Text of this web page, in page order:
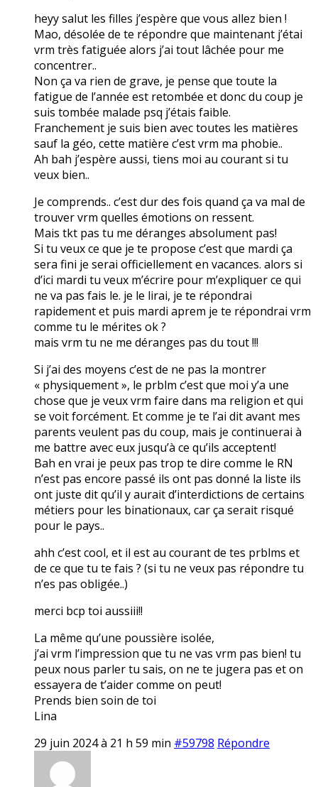
heyy salut les filles j’espère que vous allez bien !
Mao, désolée de te répondre que maintenant j’étai
vrm très fatiguée alors j’ai tout lâchée pour me
concentrer..
Non ça va rien de grave, je pense que toute la
fatigue de l’année est retombée et donc du coup je
suis tombée malade psq j’étais faible.
Franchement je suis bien avec toutes les matières
sauf la géo, cette matière c’est vrm ma phobie..
Ah bah j’espère aussi, tiens moi au courant si tu
veux bien..
Je comprends.. c’est dur des fois quand ça va mal de
trouver vrm quelles émotions on ressent.
Mais tkt pas tu me déranges absolument pas!
Si tu veux ce que je te propose c’est que mardi ça
sera fini je serai officiellement en vacances. alors si
d’ici mardi tu veux m’écrire pour m’expliquer ce qui
ne va pas fais le. je le lirai, je te répondrai
rapidement et puis mardi aprem je te répondrai vrm
comme tu le mérites ok ?
mais vrm tu ne me déranges pas du tout !!!
Si j’ai des moyens c’est de ne pas la montrer
« physiquement », le prblm c’est que moi y’a une
chose que je veux vrm faire dans ma religion et qui
se voit forcément. Et comme je te l’ai dit avant mes
parents veulent pas du coup, mais je continuerai à
me battre avec eux jusqu’à ce qu’ils acceptent!
Bah en vrai je peux pas trop te dire comme le RN
n’est pas encore passé ils ont pas donné la liste ils
ont juste dit qu’il y aurait d’interdictions de certains
métiers pour les binationaux, car ça serait risqué
pour le pays..
ahh c’est cool, et il est au courant de tes prblms et
de ce que tu te fais ? (si tu ne veux pas répondre tu
n’es pas obligée..)
merci bcp toi aussiii!!
La même qu’une poussière isolée,
j’ai vrm l’impression que tu ne vas vrm pas bien! tu
peux nous parler tu sais, on ne te jugera pas et on
essayera de t’aider comme on peut!
Prends bien soin de toi
Lina
29 juin 2024 à 21 h 59 min #59798 Répondre